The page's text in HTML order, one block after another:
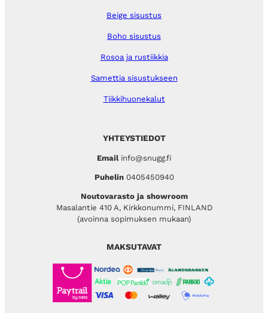
YHTEYSTIEDOT
Emailinfo@snugg.fi
Puhelin 0405450940
Noutovarasto ja showroom
Masalantie 410 A, Kirkkonummi, FINLAND
(avoinna sopimuksen mukaan)
Beige sisustus
Boho sisustus
Rosoa ja rustiikkia
Samettia sisustukseen
Tiikkihuonekalut
MAKSUTAVAT